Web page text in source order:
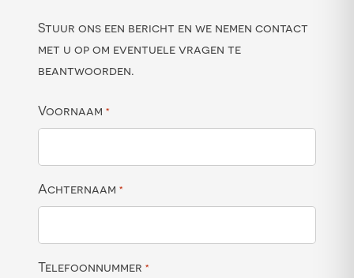
Stuur ons een bericht en we nemen contact
met u op om eventuele vragen te
beantwoorden.
Voornaam *
Achternaam *
Telefoonnummer *